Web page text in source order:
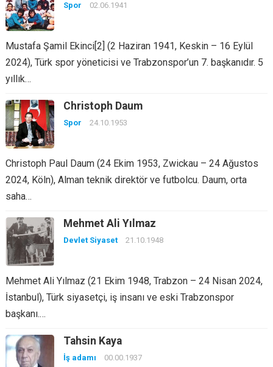
Spor 02.06.1941
Mustafa Şamil Ekinci[2] (2 Haziran 1941, Keskin – 16 Eylül
2024), Türk spor yöneticisi ve Trabzonspor’un 7. başkanıdır. 5
yıllık…
Christoph Daum
Spor 24.10.1953
Christoph Paul Daum (24 Ekim 1953, Zwickau – 24 Ağustos
2024, Köln), Alman teknik direktör ve futbolcu. Daum, orta
saha…
Mehmet Ali Yılmaz
Devlet Siyaset 21.10.1948
Mehmet Ali Yılmaz (21 Ekim 1948, Trabzon – 24 Nisan 2024,
İstanbul), Türk siyasetçi, iş insanı ve eski Trabzonspor
başkanı.…
Tahsin Kaya
İş adamı 00.00.1937